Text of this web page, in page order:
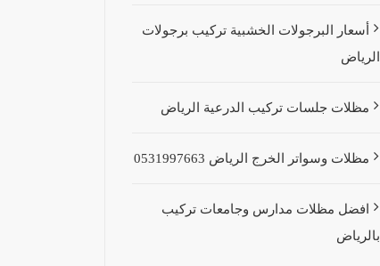
أسعار البرجولات الخشبية تركيب برجولات
الرياض
مظلات جلسات تركيب الدرعية الرياض
مظلات وسواتر الخرج الرياض 0531997663
افضل مظلات مدارس وجامعات تركيب
بالرياض